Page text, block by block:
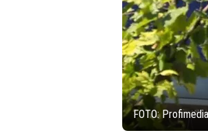
FOTO: Profimedia